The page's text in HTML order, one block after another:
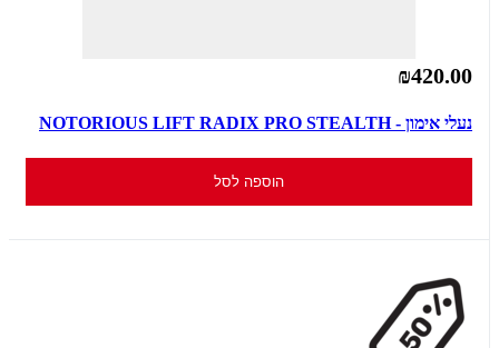
₪420.00
נעלי אימון - NOTORIOUS LIFT RADIX PRO STEALTH
הוספה לסל